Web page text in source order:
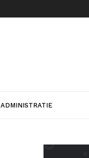
ADMINISTRATIE